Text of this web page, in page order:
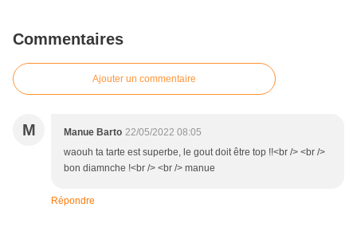
Commentaires
Ajouter un commentaire
M Manue Barto 22/05/2022 08:05
waouh ta tarte est superbe, le gout doit être top !!<br /> <br />
bon diamnche !<br /> <br /> manue
Répondre